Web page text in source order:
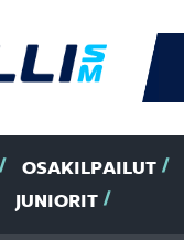
OSAKILPAILUT
JUNIORIT